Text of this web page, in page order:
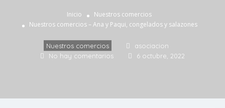
Inicio
Nuestros comercios
Nuestros comercios – Ana y Paqui, congelados y salazones
Nuestros comercios
asociacion
No hay comentarios
6 octubre, 2022